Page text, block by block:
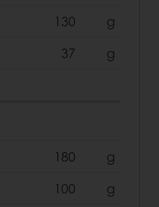
130
g
37
g
180
g
100
g